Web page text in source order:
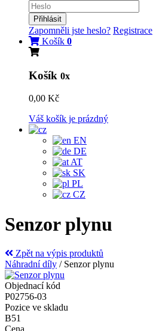
Přihlásit
Zapomněli jste heslo? Registrace
Košík 0
Košík 0x
0,00 Kč
Váš košík je prázdný
EN
DE
AT
SK
PL
CZ
Senzor plynu
Zpět na výpis produktů
Náhradní díly / Senzor plynu
Objednací kód
P02756-03
Pozice ve skladu
B51